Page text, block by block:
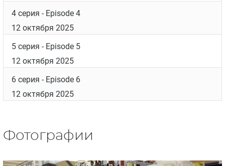
4 серия - Episode 4
12 октября 2025
5 серия - Episode 5
12 октября 2025
6 серия - Episode 6
12 октября 2025
Фотографии